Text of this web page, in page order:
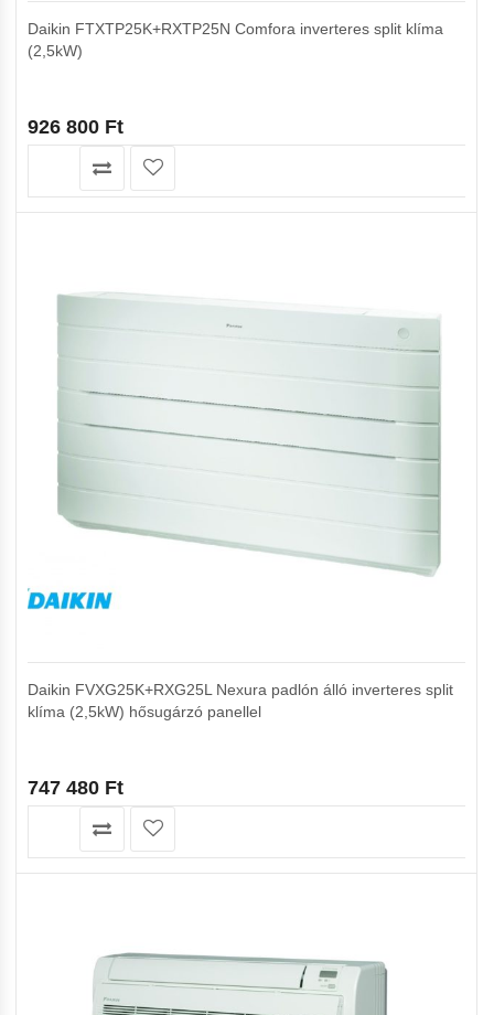
Daikin FTXTP25K+RXTP25N Comfora inverteres split klíma
(2,5kW)
926 800 Ft
Daikin FVXG25K+RXG25L Nexura padlón álló inverteres split
klíma (2,5kW) hősugárzó panellel
747 480 Ft